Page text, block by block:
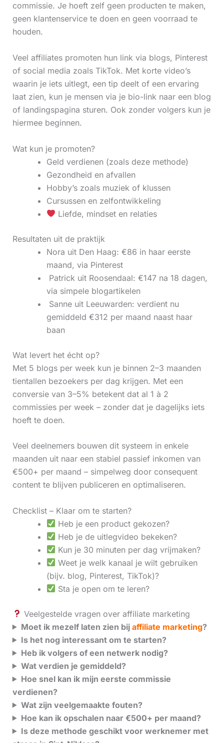
commissie. Je hoeft zelf geen producten te maken,
geen klantenservice te doen en geen voorraad te
houden.
Veel affiliates promoten hun link via blogs, Pinterest
of social media zoals TikTok. Met korte video’s
waarin je iets uitlegt, een tip deelt of een ervaring
laat zien, kun je mensen via je bio-link naar een blog
of landingspagina sturen. Ook zonder volgers kun je
hiermee beginnen.
Wat kun je promoten?
Geld verdienen (zoals deze methode)
Gezondheid en afvallen
Hobby’s zoals muziek of klussen
Cursussen en zelfontwikkeling
Liefde, mindset en relaties
Resultaten uit de praktijk
Nora uit Den Haag: €86 in haar eerste
maand, via Pinterest
‍ Patrick uit Roosendaal: €147 na 18 dagen,
via simpele blogartikelen
‍ Sanne uit Leeuwarden: verdient nu
gemiddeld €312 per maand naast haar
baan
Wat levert het écht op?
Met 5 blogs per week kun je binnen 2–3 maanden
tientallen bezoekers per dag krijgen. Met een
conversie van 3–5% betekent dat al 1 à 2
commissies per week – zonder dat je dagelijks iets
hoeft te doen.
Veel deelnemers bouwen dit systeem in enkele
maanden uit naar een stabiel passief inkomen van
€500+ per maand – simpelweg door consequent
content te blijven publiceren en optimaliseren.
Checklist – Klaar om te starten?
Heb je een product gekozen?
Heb je de uitlegvideo bekeken?
Kun je 30 minuten per dag vrijmaken?
Weet je welk kanaal je wilt gebruiken
(bijv. blog, Pinterest, TikTok)?
Sta je open om te leren?
Veelgestelde vragen over affiliate marketing
Moet ik mezelf laten zien bij affiliate marketing?
Is het nog interessant om te starten?
Heb ik volgers of een netwerk nodig?
Wat verdien je gemiddeld?
Hoe snel kan ik mijn eerste commissie
verdienen?
Wat zijn veelgemaakte fouten?
Hoe kan ik opschalen naar €500+ per maand?
Is deze methode geschikt voor werknemer met